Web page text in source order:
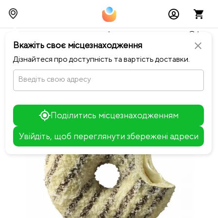
close
Вкажіть своє місцезнаходження
Дізнайтеся про доступність та вартість доставки.
Введіть свою адресу
Поділитись місцезнаходженням
Увійдіть, щоб переглянути збережені адреси
Тимчасово можливі перебої із онлайн оплатами🥺🔧
chevron_leftПовернутися до Сімейна піца